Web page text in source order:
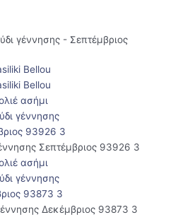
Σεπτέμβριος 93926 3
Δεκέμβριος 93873 3